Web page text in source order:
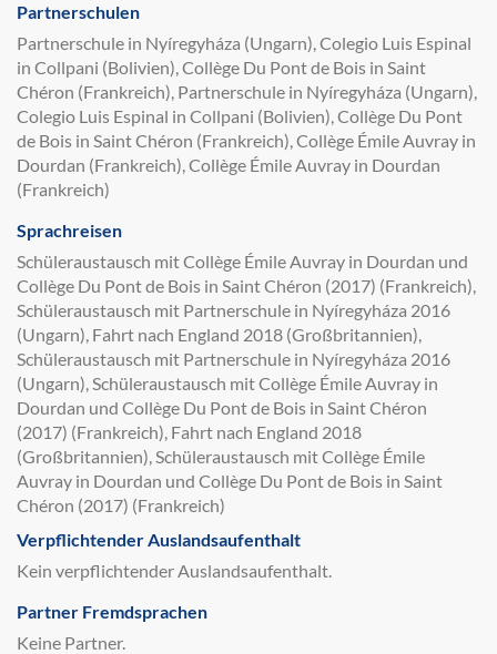
Partnerschulen
Partnerschule in Nyíregyháza (Ungarn), Colegio Luis Espinal
in Collpani (Bolivien), Collège Du Pont de Bois in Saint
Chéron (Frankreich), Partnerschule in Nyíregyháza (Ungarn),
Colegio Luis Espinal in Collpani (Bolivien), Collège Du Pont
de Bois in Saint Chéron (Frankreich), Collège Émile Auvray in
Dourdan (Frankreich), Collège Émile Auvray in Dourdan
(Frankreich)
Sprachreisen
Schüleraustausch mit Collège Émile Auvray in Dourdan und
Collège Du Pont de Bois in Saint Chéron (2017) (Frankreich),
Schüleraustausch mit Partnerschule in Nyíregyháza 2016
(Ungarn), Fahrt nach England 2018 (Großbritannien),
Schüleraustausch mit Partnerschule in Nyíregyháza 2016
(Ungarn), Schüleraustausch mit Collège Émile Auvray in
Dourdan und Collège Du Pont de Bois in Saint Chéron
(2017) (Frankreich), Fahrt nach England 2018
(Großbritannien), Schüleraustausch mit Collège Émile
Auvray in Dourdan und Collège Du Pont de Bois in Saint
Chéron (2017) (Frankreich)
Verpflichtender Auslandsaufenthalt
Kein verpflichtender Auslandsaufenthalt.
Partner Fremdsprachen
Keine Partner.